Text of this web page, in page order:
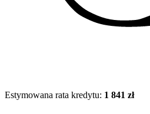
Estymowana rata kredytu: 1 841 zł